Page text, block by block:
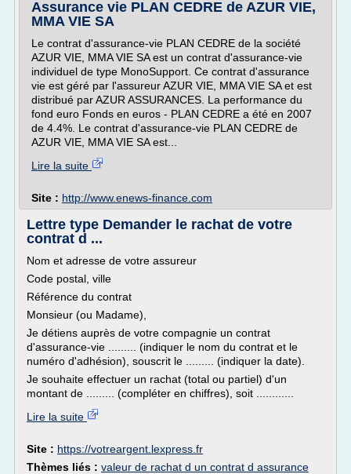
Assurance vie PLAN CEDRE de AZUR VIE,
MMA VIE SA
Le contrat d'assurance-vie PLAN CEDRE de la société
AZUR VIE, MMA VIE SA est un contrat d'assurance-vie
individuel de type MonoSupport. Ce contrat d'assurance
vie est géré par l'assureur AZUR VIE, MMA VIE SA et est
distribué par AZUR ASSURANCES. La performance du
fond euro Fonds en euros - PLAN CEDRE a été en 2007
de 4.4%. Le contrat d'assurance-vie PLAN CEDRE de
AZUR VIE, MMA VIE SA est...
Lire la suite
Site : http://www.enews-finance.com
Lettre type Demander le rachat de votre
contrat d ...
Nom et adresse de votre assureur
Code postal, ville
Référence du contrat
Monsieur (ou Madame),
Je détiens auprès de votre compagnie un contrat
d'assurance-vie ......... (indiquer le nom du contrat et le
numéro d'adhésion), souscrit le ......... (indiquer la date).
Je souhaite effectuer un rachat (total ou partiel) d'un
montant de ......... (compléter en chiffres), soit ............
Lire la suite
Site : https://votreargent.lexpress.fr
Thèmes liés : valeur de rachat d un contrat d assurance